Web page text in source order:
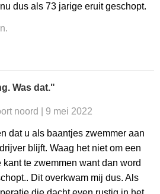
dus als 73 jarige eruit geschopt.
Was dat."
noord | 9 mei 2022
dat u als baantjes zwemmer aan
blijft. Waag het niet om een
te zwemmen want dan word
Dit overkwam mij dus. Als